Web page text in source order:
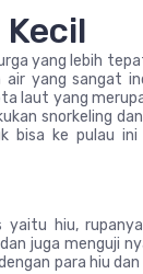
yang lebih
yang sangat
laut yang
snorkeling
bisa ke pulau ini
hiu,
juga menguji
para hiu